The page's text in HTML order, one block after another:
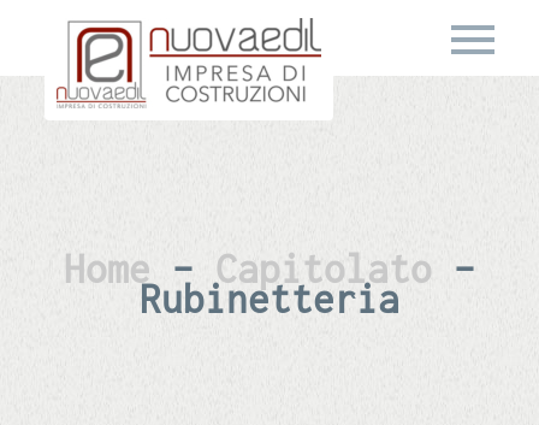
Home – Capitolato –
Rubinetteria